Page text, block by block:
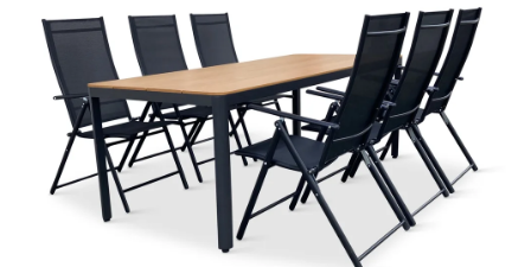
POLSTRY
DOPLŇKY
PERGOLY